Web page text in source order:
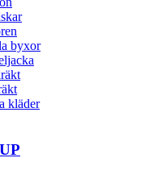
byxor
kläder